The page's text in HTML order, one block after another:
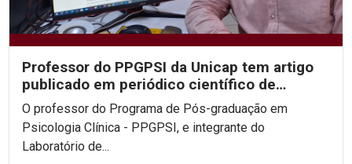
Professor do PPGPSI da Unicap tem artigo
publicado em periódico científico de
psicologia do grupo...
O professor do Programa de Pós-graduação em
Psicologia Clínica - PPGPSI, e integrante do
Laboratório de...